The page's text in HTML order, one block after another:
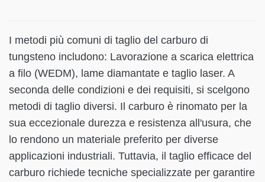
I metodi più comuni di taglio del carburo di
tungsteno includono: Lavorazione a scarica elettrica
a filo (WEDM), lame diamantate e taglio laser. A
seconda delle condizioni e dei requisiti, si scelgono
metodi di taglio diversi. Il carburo è rinomato per la
sua eccezionale durezza e resistenza all'usura, che
lo rendono un materiale preferito per diverse
applicazioni industriali. Tuttavia, il taglio efficace del
carburo richiede tecniche specializzate per garantire